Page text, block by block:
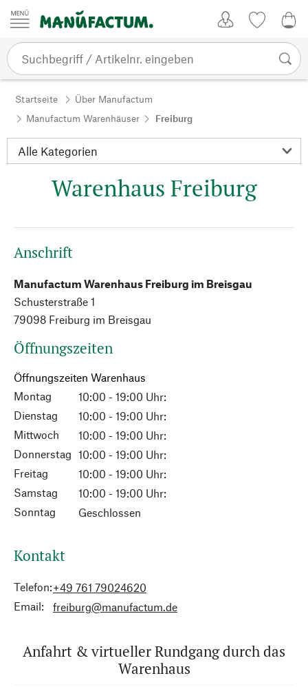
Zum Inhalt springen
Startseite
Über Manufactum
Manufactum Warenhäuser
Freiburg
Warenhaus Freiburg
Anschrift
Manufactum Warenhaus Freiburg im Breisgau
Schusterstraße 1
79098 Freiburg im Breisgau
Öffnungszeiten
Öffnungszeiten Warenhaus
Montag
10:00 - 19:00 Uhr:
Dienstag
10:00 - 19:00 Uhr:
Mittwoch
10:00 - 19:00 Uhr:
Donnerstag 10:00 - 19:00 Uhr:
Freitag
10:00 - 19:00 Uhr:
Samstag
10:00 - 19:00 Uhr:
Sonntag
Geschlossen
Kontakt
Telefon:+49 761 79024620
Email:
freiburg@manufactum.de
Anfahrt & virtueller Rundgang durch das
Warenhaus